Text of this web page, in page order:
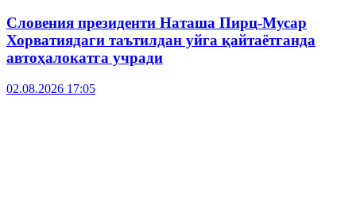
Словения президенти Наташа Пирц-Мусар
Хорватиядаги таътилдан уйга қайтаётганда
автоҳалокатга учради
02.08.2026 17:05